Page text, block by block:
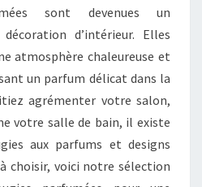
ATMOSPHÈRE
RELAXANTE
ET
CHIC
sont devenues un
d’intérieur. Elles
atmosphère chaleureuse et
un parfum délicat dans la
agrémenter votre salon,
votre salle de bain, il existe
aux parfums et designs
choisir, voici notre sélection